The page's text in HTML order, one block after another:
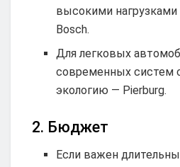
высокими нагрузками
Bosch.
Для легковых
современных систем
экологию — Pierburg.
2. Бюджет
Если важен